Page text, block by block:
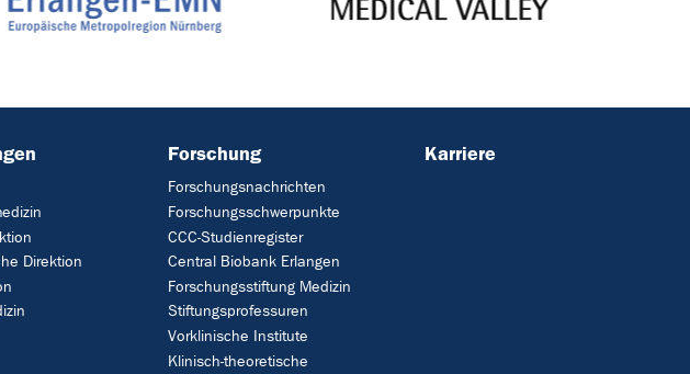
Direktion
Forschung
Forschungsnachrichten
Forschungsschwerpunkte
CCC-Studienregister
Central Biobank Erlangen
Forschungsstiftung Medizin
Stiftungsprofessuren
Vorklinische Institute
Klinisch-theoretische
Karriere